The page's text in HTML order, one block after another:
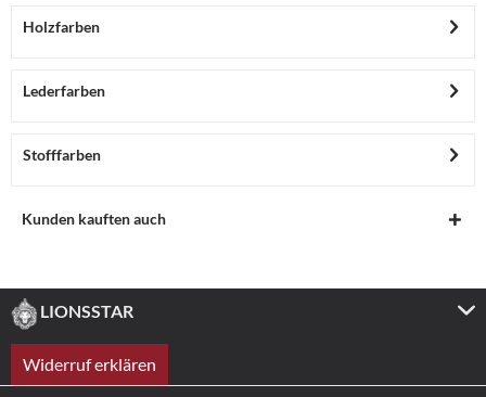
Holzfarben
Lederfarben
Stofffarben
Kunden kauften auch
LIONSSTAR
Widerruf erklären